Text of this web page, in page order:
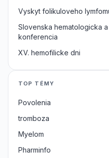
Vyskyt folikuloveho
Slovenska hematologicka
konferencia
XV. hemofilicke dni
TOP TÉMY
Povolenia
tromboza
Myelom
Pharminfo